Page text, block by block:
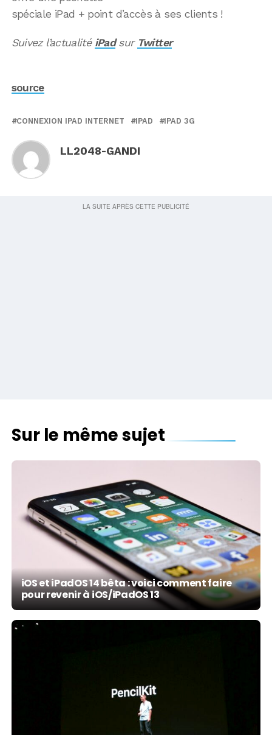
spéciale iPad + point d’accès à ses clients !
Suivez l’actualité iPadsur Twitter
source
CONNEXION IPAD INTERNET IPAD IPAD 3G
LL2048-GANDI
Sur le même sujet
iOS et iPadOS 14 bêta : voici comment faire
pour revenir à iOS/iPadOS 13